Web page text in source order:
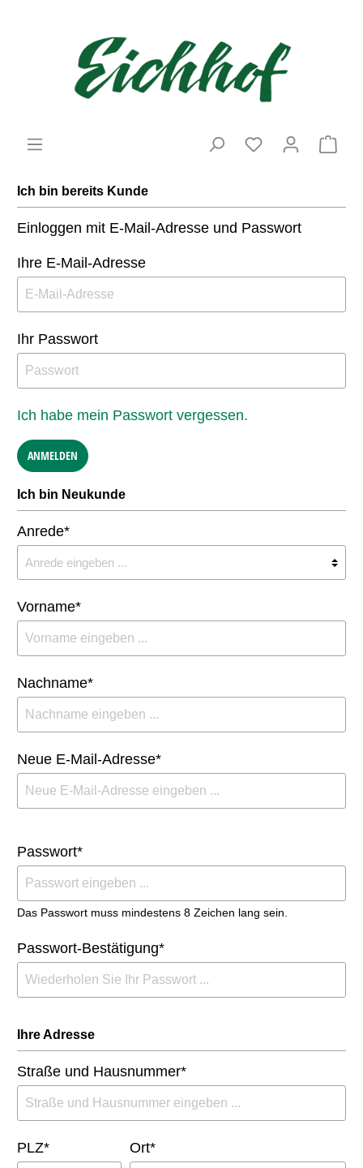
Ich bin bereits Kunde
Einloggen mit E-Mail-Adresse und Passwort
Ihre E-Mail-Adresse
Ihr Passwort
Ich habe mein Passwort vergessen.
ANMELDEN
Ich bin Neukunde
Anrede*
Vorname*
Nachname*
Neue E-Mail-Adresse*
Passwort*
Das Passwort muss mindestens 8 Zeichen lang sein.
Passwort-Bestätigung*
Ihre Adresse
Straße und Hausnummer*
PLZ* Ort*